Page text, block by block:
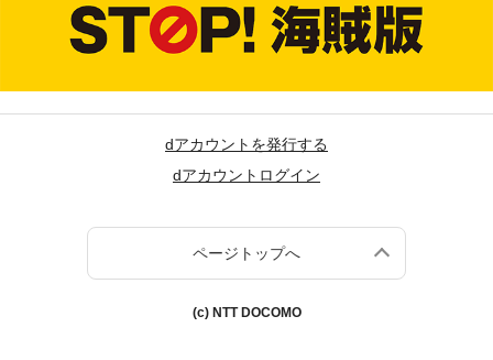
dアカウントを発行する
dアカウントログイン
ページトップへ
(c) NTT DOCOMO